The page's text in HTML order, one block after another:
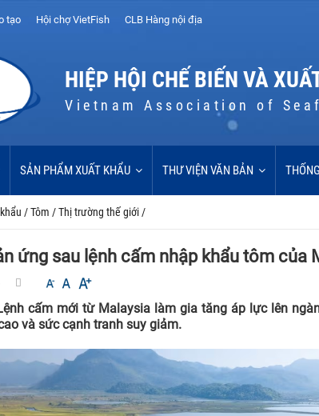
tạo Hội chợ VietFish CLB Hàng nội địa
HIỆP HỘI CHẾ BIẾN VÀ
Vietnam Association of
SẢN PHẨM XUẤT KHẨU THƯ VIỆN VĂN BẢN
/Tôm /Thị trường thế giới /
ứng sau lệnh cấm nhập khẩu tôm của
cấm mới từ Malaysia làm gia tăng áp lực lên
và sức cạnh tranh suy giảm.